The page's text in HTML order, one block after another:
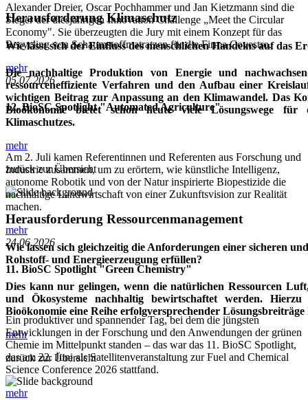
Herausforderung Klimaschutz
Wie lässt sich der Einfluss des menschlichen Handelns auf das
Die nachhaltige Produktion von Energie und
ressourceneffiziente Verfahren und den Aufbau einer
wichtigen Beitrag zur Anpassung an den Klimawandel. Das
Bioökonomie bietet schon heute viele Lösungswege für
Klimaschutzes.
mehr
zurück zur Übersicht
Herausforderung Ressourcenmanagement
Wie lassen sich gleichzeitig die Anforderungen einer sicheren
Rohstoff- und Energieerzeugung erfüllen?
Dies kann nur gelingen, wenn die natürlichen Ressourcen
und Ökosysteme nachhaltig bewirtschaftet werden.
Bioökonomie eine Reihe erfolgversprechender Lösungsbreiträge
mehr
zurück zur Übersicht
Alexander Dreier, Oscar Pochhammer und Jan Kietzmann sind die
Sieger der diesjährigen Innovation Challenge „Meet the Circular
Economy". Sie überzeugten die Jury mit einem Konzept für das
Recycling von Schaumstoffmatratzen für die Firma Covestro.
mehr
05.07.2026
12. BioSC Spotlight "Automated Agriculture"
Am 2. Juli kamen Referentinnen und Referenten aus Forschung und
Industrie zusammen, um zu erörtern, wie künstliche Intelligenz,
autonome Robotik und von der Natur inspirierte Biopestizide die
nachhaltige Landwirtschaft von einer Zukunftsvision zur Realität
machen.
mehr
24.06.2026
11. BioSC Spotlight "Green Chemistry"
Ein produktiver und spannender Tag, bei dem die jüngsten
Entwicklungen in der Forschung und den Anwendungen der grünen
Chemie im Mittelpunkt standen – das war das 11. BioSC Spotlight,
das am 22. Juni als Satellitenveranstaltung zur Fuel and Chemical
Science Conference 2026 stattfand.
mehr